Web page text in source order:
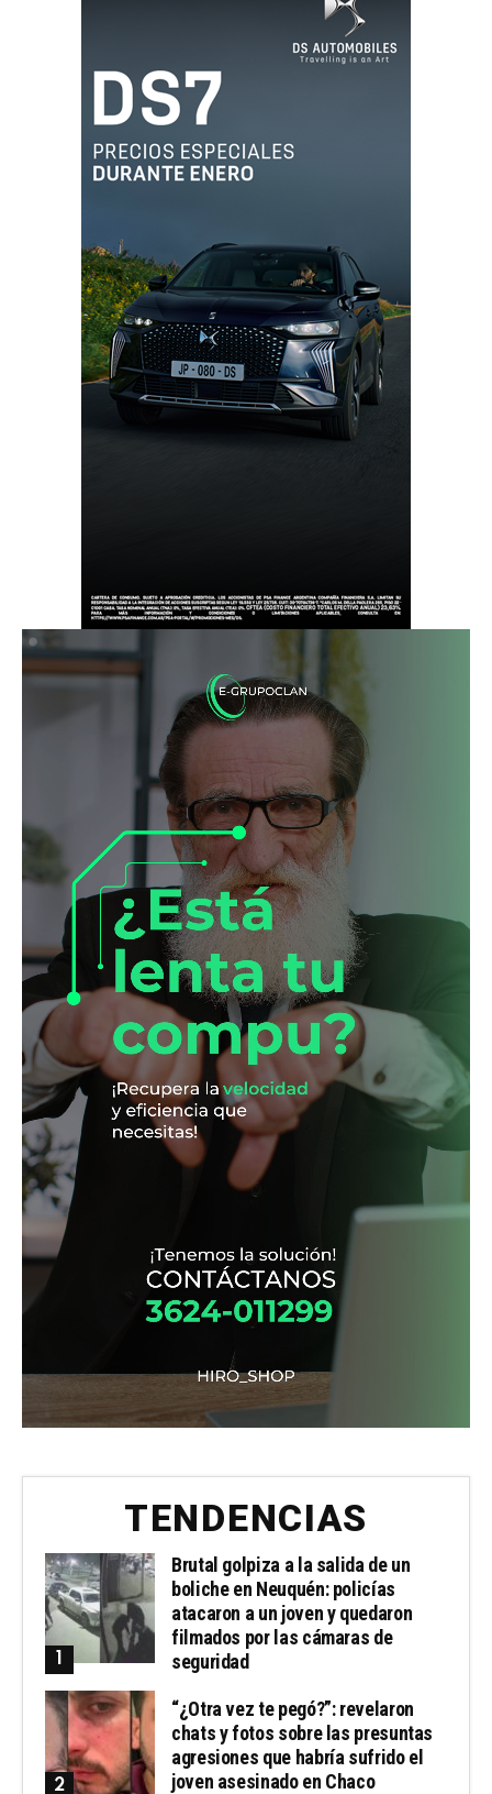
TENDENCIAS
Brutal golpiza a la salida de un
boliche en Neuquén: policías
atacaron a un joven y quedaron
filmados por las cámaras de
seguridad
“¿Otra vez te pegó?”: revelaron
chats y fotos sobre las presuntas
agresiones que habría sufrido el
joven asesinado en Chaco